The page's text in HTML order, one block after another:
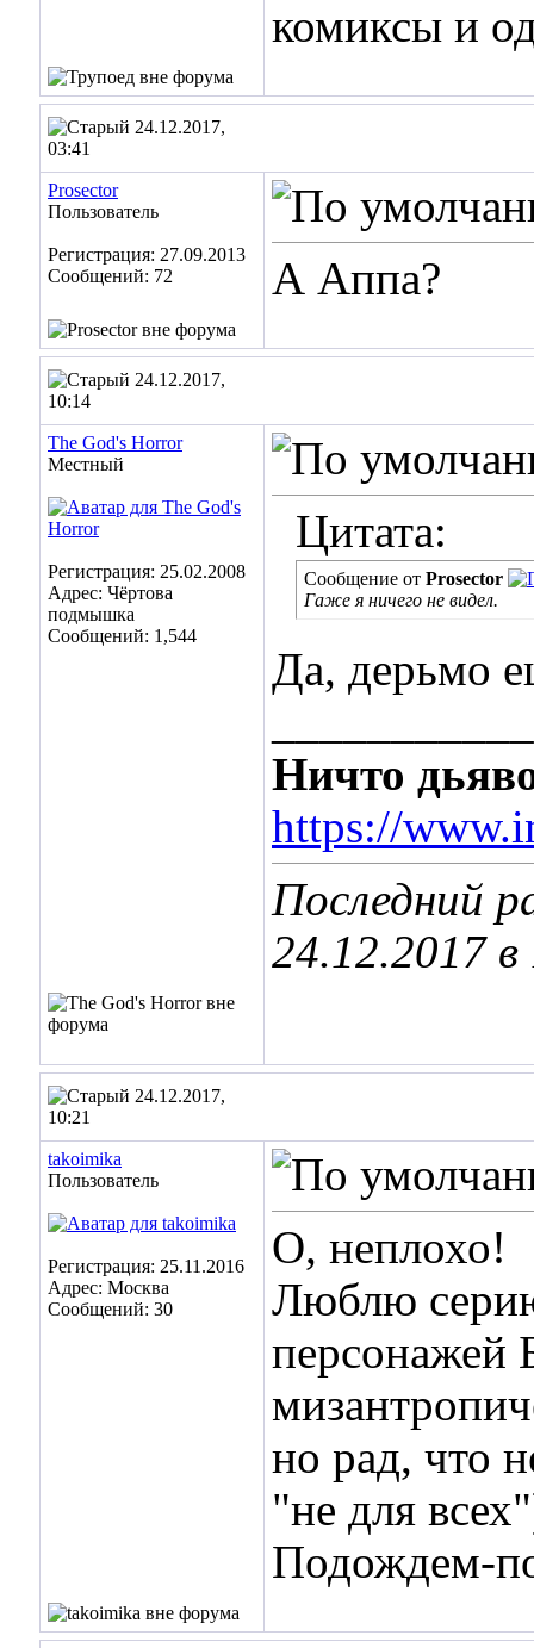
комиксы и
24.12.2017,
03:41
Prosector
Пользователь
Регистрация: 27.09.2013
Сообщений: 72
А Аппа?
24.12.2017,
10:14
The God's Horror
Местный
Регистрация: 25.02.2008
Адрес: Чёртова
подмышка
Сообщений: 1,544
Цитата:
Сообщение от Prosector
Гаже я ничего не видел.
Да, дерьмо
Ничто
https://
Последний
24.12.2017 в
24.12.2017,
10:21
takoimika
Пользователь
Регистрация: 25.11.2016
Адрес: Москва
Сообщений: 30
О, неплохо!
Люблю
персонажей
но рад, что
"не для
Подождем-